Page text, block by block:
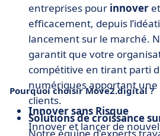
entreprises pour innover et
efficacement, depuis
lancement sur le marché.
garantit que votre
compétitive en tirant parti
numériques apportant
clients.
Solutions de croissance
Pourquoi choisir Move2.digital ?
Innover sans Risque
Innover et lancer de